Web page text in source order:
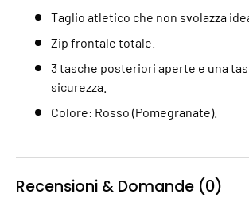
Taglio atletico che non svolazza
Zip frontale totale.
3 tasche posteriori aperte e una
sicurezza.
Colore: Rosso (Pomegranate).
Recensioni & Domande (0)